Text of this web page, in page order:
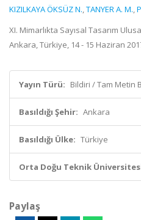
KIZILKAYA ÖKSÜZ N.,TANYER A. M.,
XI. Mimarlıkta Sayısal Tasarım
Ankara, Türkiye, 14 - 15 Haziran
Yayın Türü: Bildiri / Tam Metin
Basıldığı Şehir: Ankara
Basıldığı Ülke: Türkiye
Orta Doğu Teknik
Paylaş